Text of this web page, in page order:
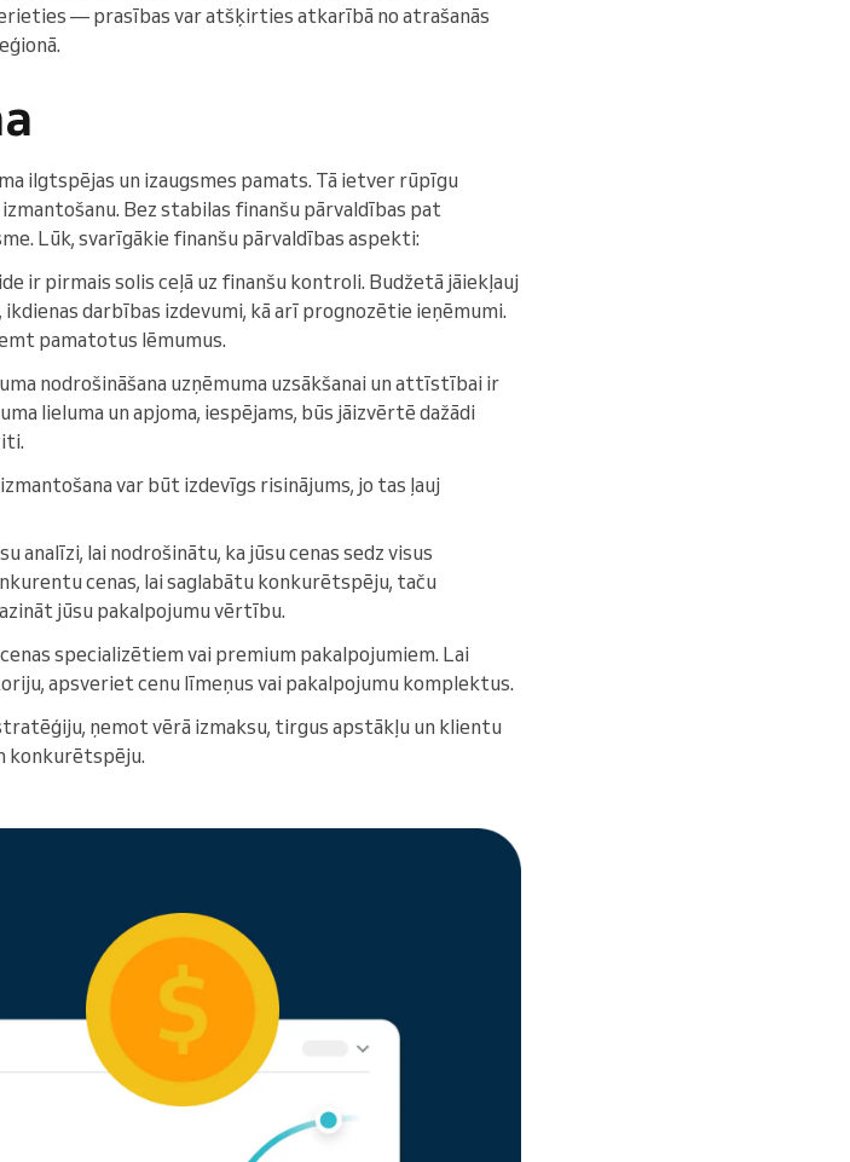
— prasības var atšķirties atkarībā no atrašanās
ilgtspējas un izaugsmes pamats. Tā ietver rūpīgu
Bez stabilas finanšu pārvaldības pat
Lūk, svarīgākie finanšu pārvaldības aspekti:
ir pirmais solis ceļā uz finanšu kontroli. Budžetā jāiekļauj
darbības izdevumi, kā arī prognozētie ieņēmumi.
pamatotus lēmumus.
nodrošināšana uzņēmuma uzsākšanai un attīstībai ir
lieluma un apjoma, iespējams, būs jāizvērtē dažādi
var būt izdevīgs risinājums, jo tas ļauj
analīzi, lai nodrošinātu, ka jūsu cenas sedz visus
cenas, lai saglabātu konkurētspēju, taču
jūsu pakalpojumu vērtību.
specializētiem vai premium pakalpojumiem. Lai
apsveriet cenu līmeņus vai pakalpojumu komplektus.
ņemot vērā izmaksu, tirgus apstākļu un klientu
konkurētspēju.